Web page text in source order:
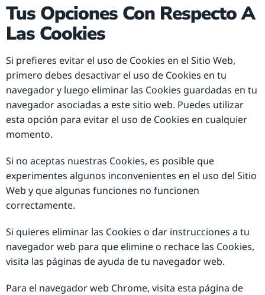
Tus Opciones Con Respecto A
Las Cookies
Si prefieres evitar el uso de Cookies en el Sitio Web,
primero debes desactivar el uso de Cookies en tu
navegador y luego eliminar las Cookies guardadas en tu
navegador asociadas a este sitio web. Puedes utilizar
esta opción para evitar el uso de Cookies en cualquier
momento.
Si no aceptas nuestras Cookies, es posible que
experimentes algunos inconvenientes en el uso del Sitio
Web y que algunas funciones no funcionen
correctamente.
Si quieres eliminar las Cookies o dar instrucciones a tu
navegador web para que elimine o rechace las Cookies,
visita las páginas de ayuda de tu navegador web.
Para el navegador web Chrome, visita esta página de